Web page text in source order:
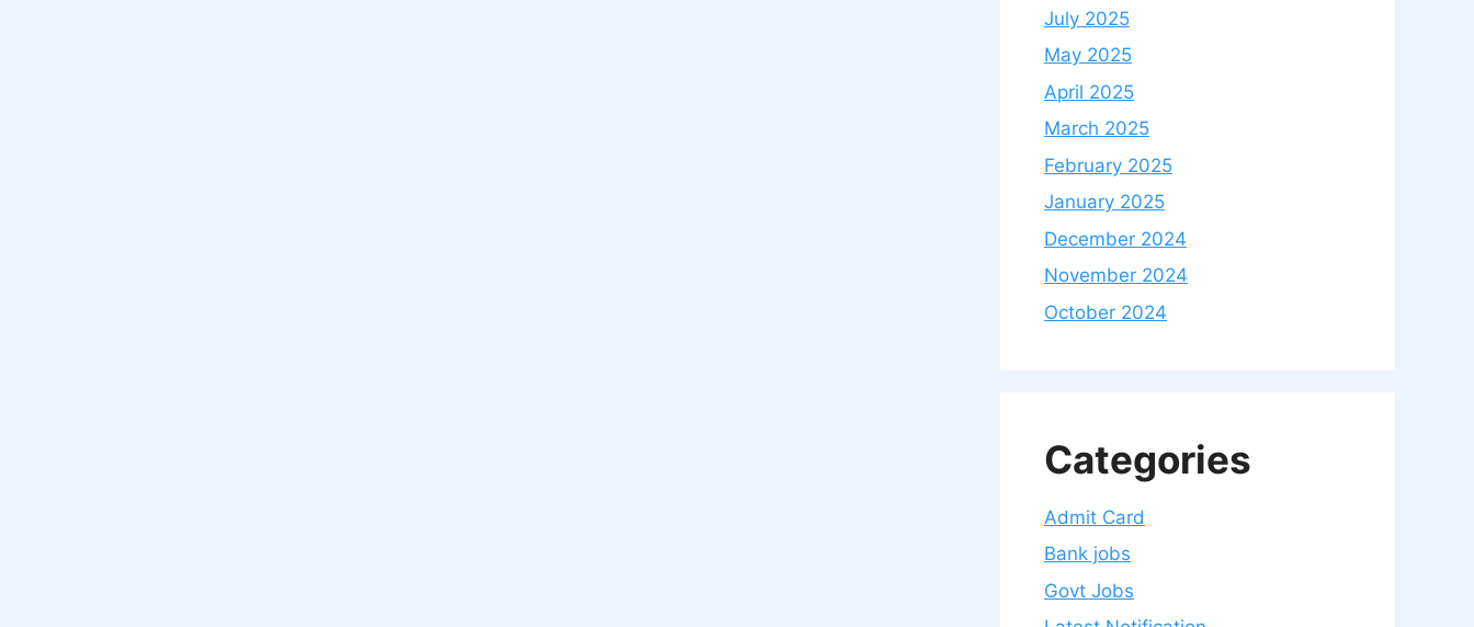
July 2025
May 2025
April 2025
March 2025
February 2025
January 2025
December 2024
November 2024
October 2024
Categories
Admit Card
Bank jobs
Govt Jobs